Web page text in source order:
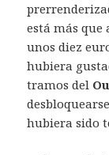
está más
unos diez
hubiera
tramos del
hubiera sido